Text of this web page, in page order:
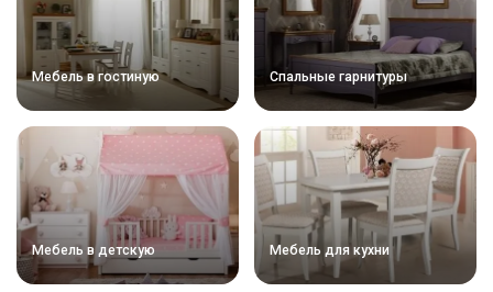
Мебель в гостиную Спальные гарнитуры
Мебель в детскую Мебель для кухни